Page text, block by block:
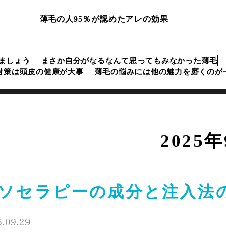
薄毛の人95％が認めたアレの効果
しょう まさか自分がなるなんて思ってもみなかった薄毛
策は頭皮の健康が大事 薄毛の悩みには他の魅力を磨くのが
2025年
セラピーの成分と注入法